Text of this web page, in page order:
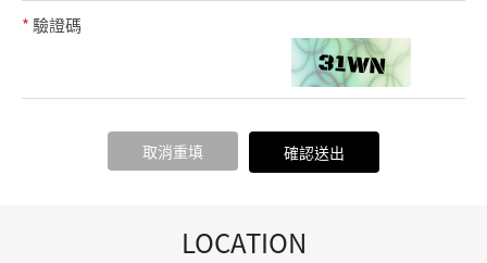
*驗證碼
取消重填 確認送出
LOCATION